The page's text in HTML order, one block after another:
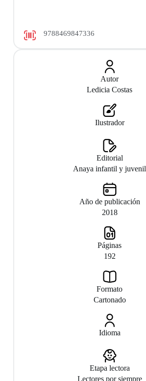
9788469847336
Autor
Ledicia Costas
Ilustrador
Editorial
Anaya infantil y juvenil
Año de publicación
2018
Páginas
192
Formato
Cartonado
Idioma
Etapa lectora
Lectores por siempre